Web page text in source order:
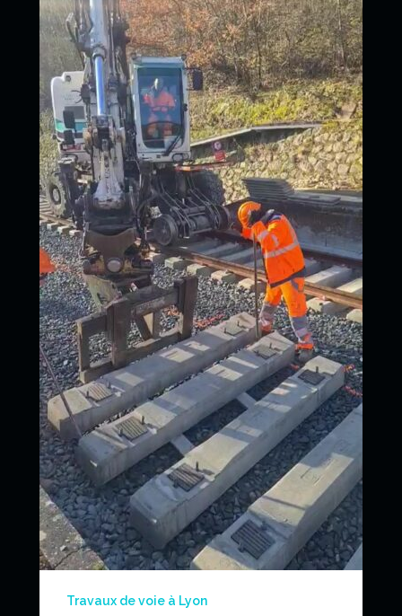
Routières des Pyrénnées (Eurovia) pour des travaux de
voie. Pelle rail-route CAT M323F et remorque ferroviaire
UNAC FT425 pour optimiser la logistique chantier,
notamment pour le ballast.
News
Travaux de voie à Lyon